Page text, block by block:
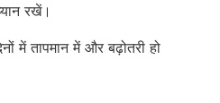
रखें।
में तापमान में और बढ़ोतरी हो